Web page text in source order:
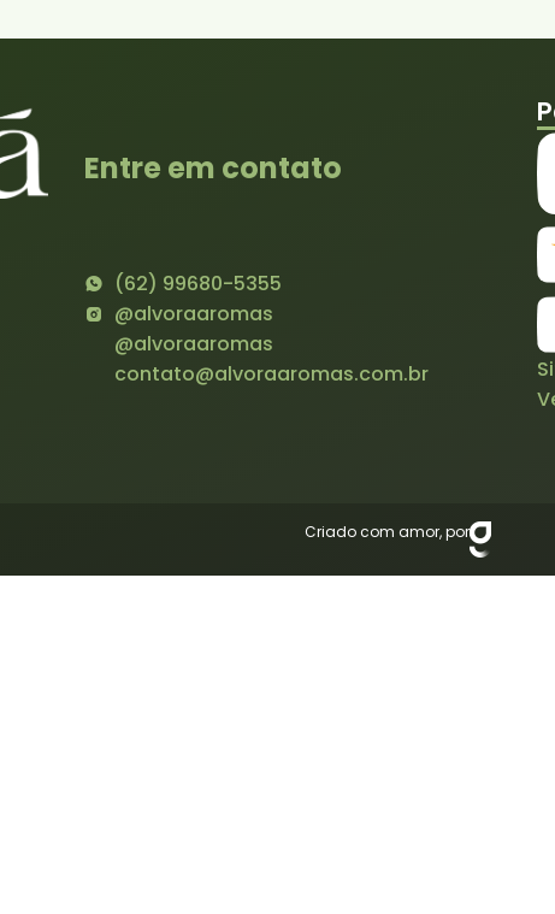
Entre em contato
(62) 99680-5355
@alvoraaromas
@alvoraaromas
contato@alvoraaromas.com.br
Criado com amor, por